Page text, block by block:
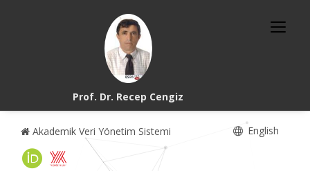
Prof. Dr. Recep Cengiz
Akademik Veri Yönetim Sistemi English